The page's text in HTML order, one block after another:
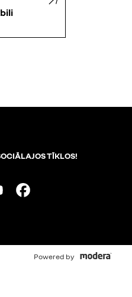
TĪKLOS!
Youtube
Powered by